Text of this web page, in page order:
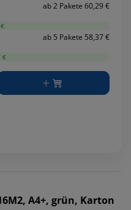
ab 2 Pakete 60,29 €
ab 5 Pakete 58,37 €
€
A4+, grün, Karton